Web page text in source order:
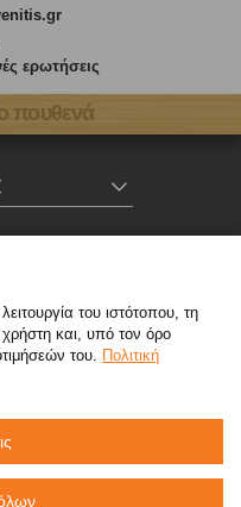
ερωτήσεις
πουθενά
του ιστότοπου, τη
χρήστη και, υπό τον όρο
του. Πολιτική